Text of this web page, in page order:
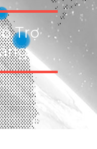
Trợ